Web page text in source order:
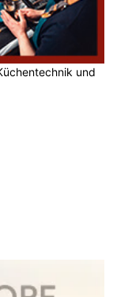
und